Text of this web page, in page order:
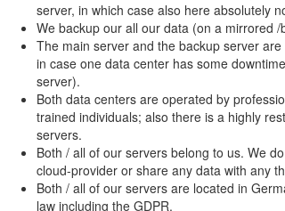
server, in which case also here absolutely
We backup our all our data (on a mirrored /
The main server and the backup server
in case one data center has some
server).
Both data centers are operated by
trained individuals; also there is a highly
servers.
Both / all of our servers belong to us. We
cloud-provider or share any data with any
Both / all of our servers are located in
law including the GDPR.